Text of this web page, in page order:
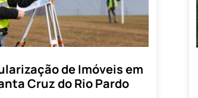
de Imóveis em
Cruz do Rio Pardo